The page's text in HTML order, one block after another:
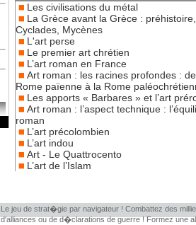
Les civilisations du métal
La Grèce avant la Grèce :
Cyclades, Mycènes
L'art perse
Le premier art chrétien
L’art roman en France
Art roman : les racines profondes :
Rome païenne à la Rome
Les apports « Barbares » et l’art
Art roman : l’aspect technique :
roman
L’art précolombien
L’art indou
Art - Le Quattrocento
L’art de l’Islam
Le jeu de strat�gie par navigateur ! Combattez des
d'alliances ou de d�clarations de guerre ! Formez une